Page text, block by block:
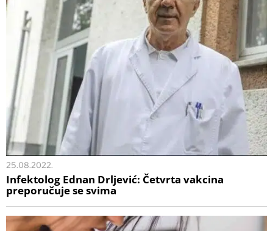
25.08.2022.
Infektolog Ednan Drljević: Četvrta vakcina
preporučuje se svima